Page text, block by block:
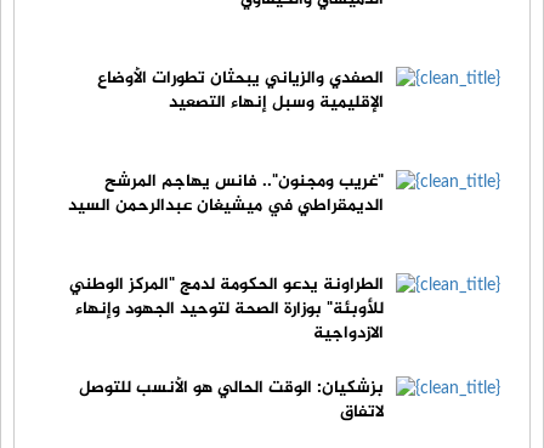
الصفدي والزياني يبحثان تطورات الأوضاع
الإقليمية وسبل إنهاء التصعيد
"غريب ومجنون".. فانس يهاجم المرشح
الديمقراطي في ميشيغان عبدالرحمن السيد
الطراونة يدعو الحكومة لدمج "المركز الوطني
للأوبئة" بوزارة الصحة لتوحيد الجهود وإنهاء
الازدواجية
بزشكيان: الوقت الحالي هو الأنسب للتوصل
لاتفاق